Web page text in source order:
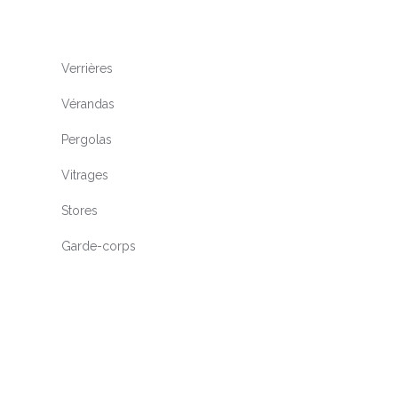
Verrières
Vérandas
Pergolas
Vitrages
Stores
Garde-corps